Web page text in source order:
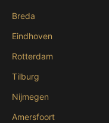
Breda
Eindhoven
Rotterdam
Tilburg
Nijmegen
Amersfoort